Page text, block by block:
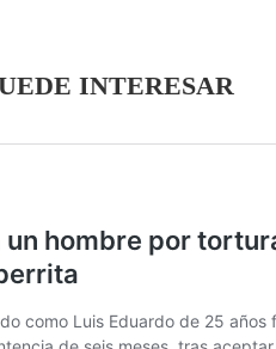
INTERESAR